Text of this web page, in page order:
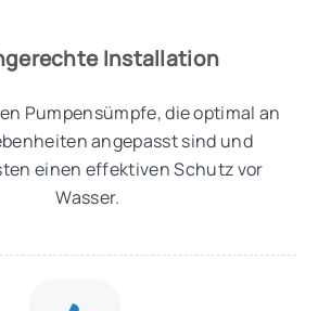
Installation
Pumpensümpfe, die optimal an
angepasst sind und
einen effektiven Schutz vor
Wasser.